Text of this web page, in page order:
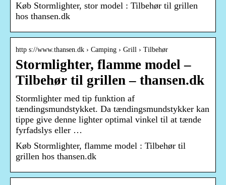
Køb Stormlighter, stor model : Tilbehør til grillen
hos thansen.dk
http s://www.thansen.dk › Camping › Grill › Tilbehør
Stormlighter, flamme model –
Tilbehør til grillen – thansen.dk
Stormlighter med tip funktion af
tændingsmundstykket. Da tændingsmundstykker kan
tippe give denne lighter optimal vinkel til at tænde
fyrfadslys eller …
Køb Stormlighter, flamme model : Tilbehør til
grillen hos thansen.dk